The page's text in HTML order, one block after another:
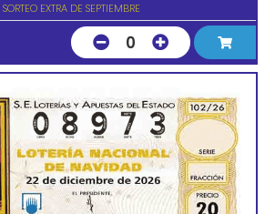
SORTEO EXTRA DE SEPTIEMBRE
0